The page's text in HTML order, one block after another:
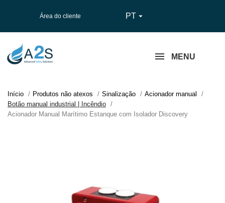
Área do cliente PT 
MENU
Início Produtos não atexos Sinalização
Acionador manual
Botão manual industrial | Incêndio
Acionador Manual Marítimo Estanque com Isolador Discovery